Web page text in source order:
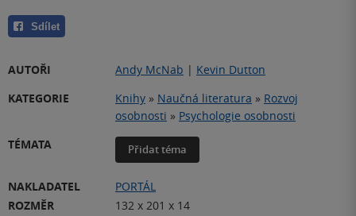
Sdílet
AUTOŘI Andy McNab | Kevin Dutton
KATEGORIE
Knihy » Naučná literatura » Rozvoj
osobnosti » Psychologie osobnosti
TÉMATA
Přidat téma
NAKLADATEL
PORTÁL
ROZMĚR
132 x 201 x 14